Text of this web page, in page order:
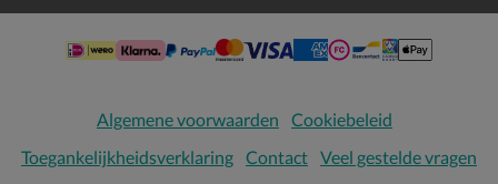
Algemene voorwaarden
Cookiebeleid
Toegankelijkheidsverklaring Contact Veel gestelde vragen